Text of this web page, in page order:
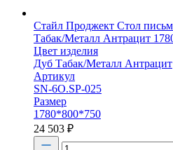
Стайл Проджект Стол
Табак/Металл Антрацит
Цвет изделия
Дуб Табак/Металл Антрацит
Артикул
SN-6O.SP-025
Размер
1780*800*750
24 503 ₽